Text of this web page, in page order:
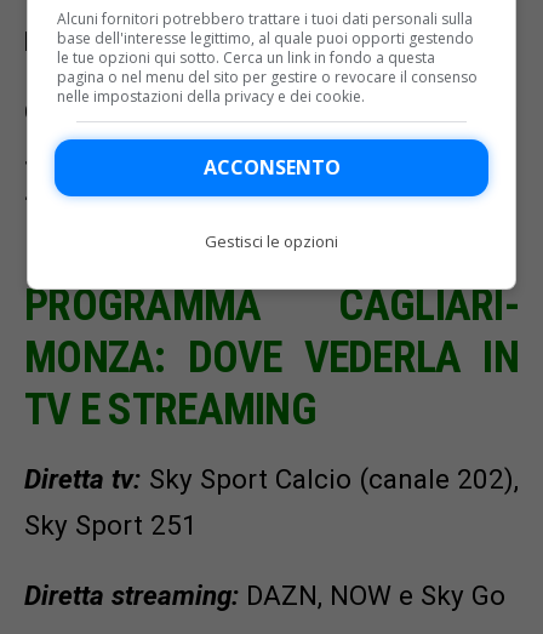
Domenica 26 novembre
Ore 12.30 Cagliari-Monza – Diretta tv su
Sky Sport 251, Sky Sport Calcio (canale
202)
PROGRAMMA CAGLIARI-
MONZA: DOVE VEDERLA IN
TV E STREAMING
Diretta tv: Sky Sport Calcio (canale 202),
Sky Sport 251
Diretta streaming: DAZN, NOW e Sky Go
Alcuni fornitori potrebbero trattare i tuoi dati personali sulla
base dell'interesse legittimo, al quale puoi opporti gestendo
le tue opzioni qui sotto. Cerca un link in fondo a questa
pagina o nel menu del sito per gestire o revocare il consenso
nelle impostazioni della privacy e dei cookie.
ACCONSENTO
Gestisci le opzioni